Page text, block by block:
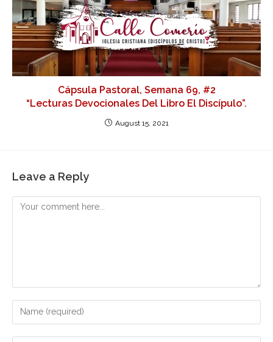
Cápsula Pastoral, Semana 69, #2
“Lecturas Devocionales Del Libro El Discípulo”.
August 15, 2021
Leave a Reply